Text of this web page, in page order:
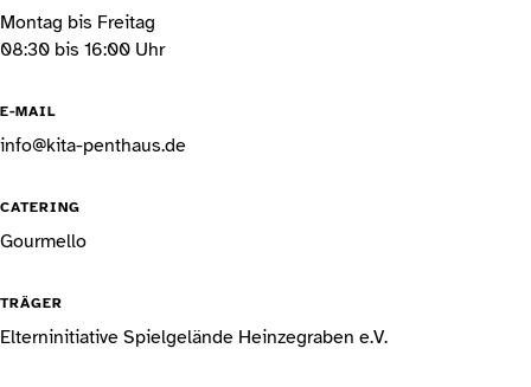
Montag bis Freitag
08:30 bis 16:00 Uhr
E-MAIL
info@kita-penthaus.de
CATERING
Gourmello
TRÄGER
Elterninitiative Spielgelände Heinzegraben e.V.